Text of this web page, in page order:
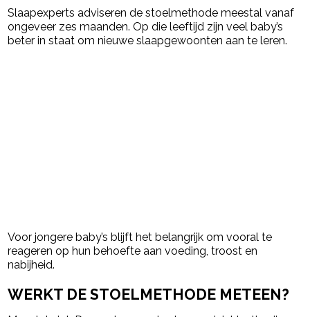
Slaapexperts adviseren de stoelmethode meestal vanaf
ongeveer zes maanden. Op die leeftijd zijn veel baby’s
beter in staat om nieuwe slaapgewoonten aan te leren.
Voor jongere baby’s blijft het belangrijk om vooral te
reageren op hun behoefte aan voeding, troost en
nabijheid.
WERKT DE STOELMETHODE METEEN?